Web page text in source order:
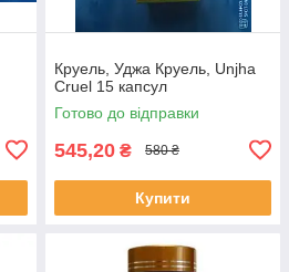
Круель, Уджа Круель, Unjha
Cruel 15 капсул
Готово до відправки
545,20 ₴ 580 ₴
Купити